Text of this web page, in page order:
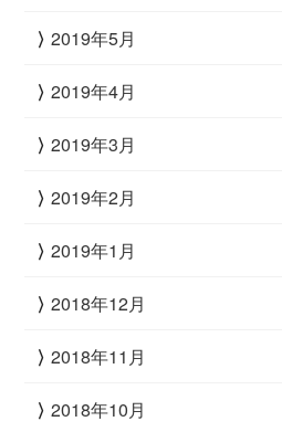
2019年5月
2019年4月
2019年3月
2019年2月
2019年1月
2018年12月
2018年11月
2018年10月